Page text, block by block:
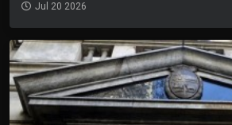
Jul 20 2026